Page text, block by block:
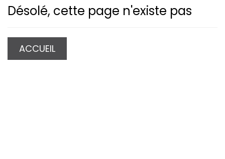
Désolé, cette page n'existe pas
ACCUEIL